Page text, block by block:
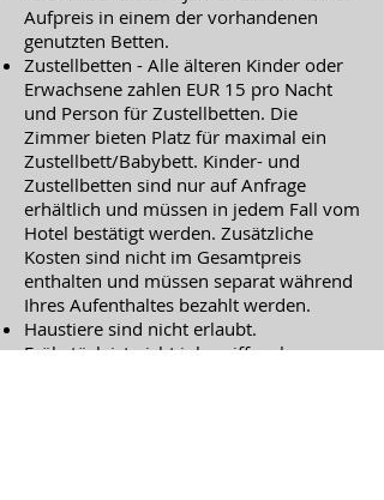
Aufpreis in einem der vorhandenen
genutzten Betten.
Zustellbetten - Alle älteren Kinder oder
Erwachsene zahlen EUR 15 pro Nacht
und Person für Zustellbetten. Die
Zimmer bieten Platz für maximal ein
Zustellbett/Babybett. Kinder- und
Zustellbetten sind nur auf Anfrage
erhältlich und müssen in jedem Fall vom
Hotel bestätigt werden. Zusätzliche
Kosten sind nicht im Gesamtpreis
enthalten und müssen separat während
Ihres Aufenthaltes bezahlt werden.
Haustiere sind nicht erlaubt.
Frühstück ist nicht inbegriffen, kann